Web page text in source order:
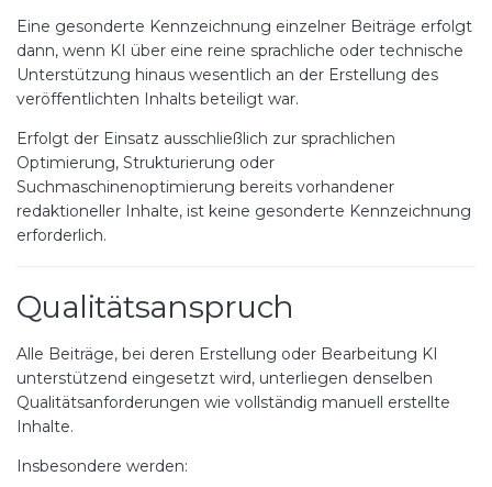
Eine gesonderte Kennzeichnung einzelner Beiträge erfolgt
dann, wenn KI über eine reine sprachliche oder technische
Unterstützung hinaus wesentlich an der Erstellung des
veröffentlichten Inhalts beteiligt war.
Erfolgt der Einsatz ausschließlich zur sprachlichen
Optimierung, Strukturierung oder
Suchmaschinenoptimierung bereits vorhandener
redaktioneller Inhalte, ist keine gesonderte Kennzeichnung
erforderlich.
Qualitätsanspruch
Alle Beiträge, bei deren Erstellung oder Bearbeitung KI
unterstützend eingesetzt wird, unterliegen denselben
Qualitätsanforderungen wie vollständig manuell erstellte
Inhalte.
Insbesondere werden: